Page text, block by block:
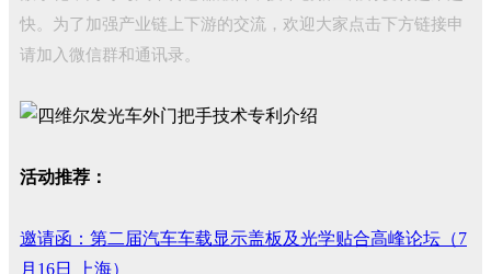
快。为了加强产业链上下游的交流，欢迎大家点击下方链接申
请加入微信群和通讯录。
活动推荐：
邀请函：第二届汽车车载显示盖板及光学贴合高峰论坛（7
月16日 上海）